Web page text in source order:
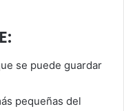
se puede guardar
pequeñas del